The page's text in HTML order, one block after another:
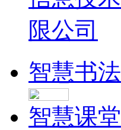
智慧书法
智慧课堂